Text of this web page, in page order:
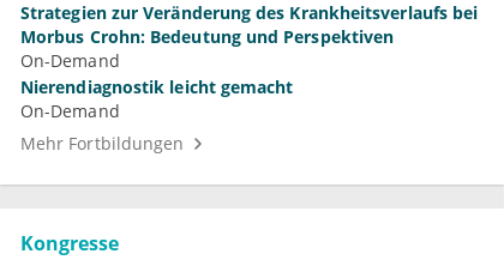
Strategien zur Veränderung des Krankheitsverlaufs bei
Morbus Crohn: Bedeutung und Perspektiven
On-Demand
Nierendiagnostik leicht gemacht
On-Demand
Mehr Fortbildungen
Kongresse